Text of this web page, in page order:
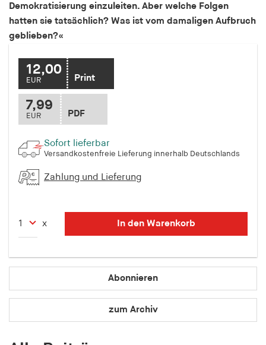
Demokratisierung einzuleiten. Aber welche Folgen
hatten sie tatsächlich? Was ist vom damaligen Aufbruch
geblieben?«
12,00
EUR Print
7,99
EUR PDF
Sofort lieferbar
Versandkostenfreie Lieferung innerhalb Deutschlands
Zahlung und Lieferung
x In den Warenkorb
Abonnieren
zum Archiv
Cookie Laufzeit:
Sitzung
Name:
fonts_loaded
Anbieter:
hamburger-edition.de
Cookie Laufzeit:
7 Tage